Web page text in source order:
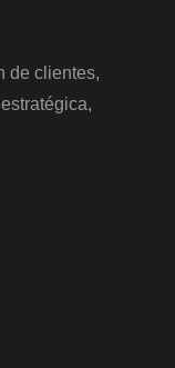
de clientes,